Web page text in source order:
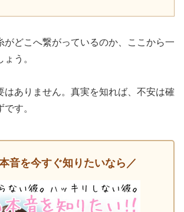
がどこへ繋がっているのか、ここから一
う。
はありません。真実を知れば、不安は確
す。
音を今すぐ知りたいなら／